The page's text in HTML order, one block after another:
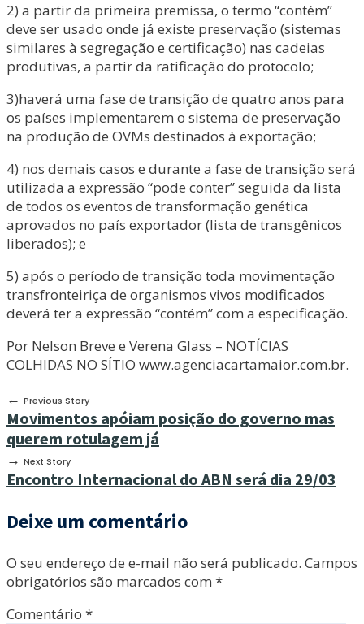
2) a partir da primeira premissa, o termo “contém”
deve ser usado onde já existe preservação (sistemas
similares à segregação e certificação) nas cadeias
produtivas, a partir da ratificação do protocolo;
3)haverá uma fase de transição de quatro anos para
os países implementarem o sistema de preservação
na produção de OVMs destinados à exportação;
4) nos demais casos e durante a fase de transição será
utilizada a expressão “pode conter” seguida da lista
de todos os eventos de transformação genética
aprovados no país exportador (lista de transgênicos
liberados); e
5) após o período de transição toda movimentação
transfronteiriça de organismos vivos modificados
deverá ter a expressão “contém” com a especificação.
Por Nelson Breve e Verena Glass – NOTÍCIAS
COLHIDAS NO SÍTIO www.agenciacartamaior.com.br.
← Previous Story
Movimentos apóiam posição do governo mas
querem rotulagem já
→ Next Story
Encontro Internacional do ABN será dia 29/03
Deixe um comentário
O seu endereço de e-mail não será publicado. Campos
obrigatórios são marcados com *
Comentário *